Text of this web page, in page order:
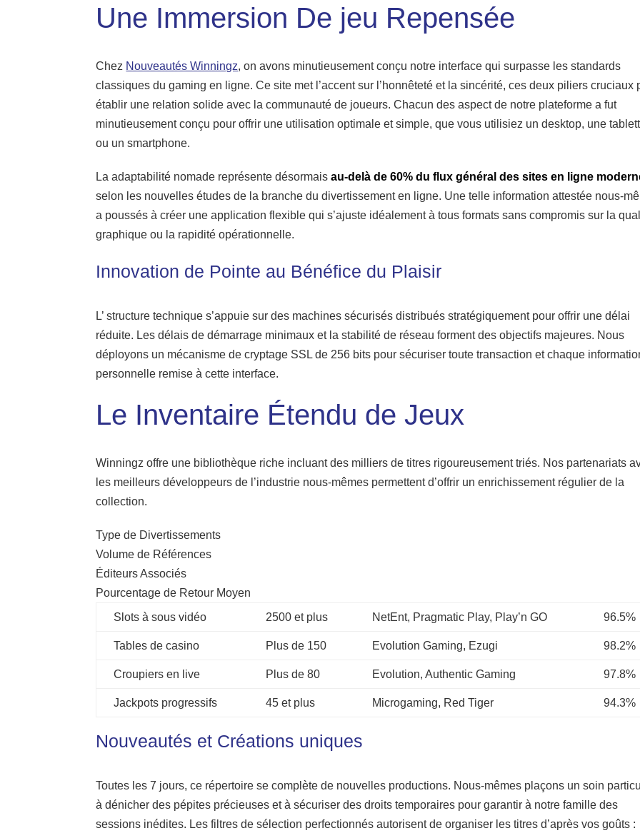
Une Immersion De jeu Repensée
Chez Nouveautés Winningz, on avons minutieusement conçu notre interface qui surpasse les standards
classiques du gaming en ligne. Ce site met l’accent sur l’honnêteté et la sincérité, ces deux piliers cruciaux
établir une relation solide avec la communauté de joueurs. Chacun des aspect de notre plateforme a fut
minutieusement conçu pour offrir une utilisation optimale et simple, que vous utilisiez un desktop, une
ou un smartphone.
La adaptabilité nomade représente désormaisau-delà de 60% du flux général des sites en ligne
selon les nouvelles études de la branche du divertissement en ligne. Une telle information attestée nous-
a poussés à créer une application flexible qui s’ajuste idéalement à tous formats sans compromis sur la
graphique ou la rapidité opérationnelle.
Innovation de Pointe au Bénéfice du Plaisir
L’ structure technique s’appuie sur des machines sécurisés distribués stratégiquement pour offrir une délai
réduite. Les délais de démarrage minimaux et la stabilité de réseau forment des objectifs majeures. Nous
déployons un mécanisme de cryptage SSL de 256 bits pour sécuriser toute transaction et chaque
personnelle remise à cette interface.
Le Inventaire Étendu de Jeux
Winningz offre une bibliothèque riche incluant des milliers de titres rigoureusement triés. Nos partenariats
les meilleurs développeurs de l’industrie nous-mêmes permettent d’offrir un enrichissement régulier de la
collection.
Type de Divertissements
Volume de Références
Éditeurs Associés
Pourcentage de Retour Moyen
Slots à sous vidéo
2500 et plus NetEnt, Pragmatic Play, Play’n GO 96.5%
Tables de casino Plus de 150 Evolution Gaming, Ezugi 98.2%
Croupiers en live Plus de 80 Evolution, Authentic Gaming 97.8%
Jackpots progressifs 45 et plus Microgaming, Red Tiger 94.3%
Nouveautés et Créations uniques
Toutes les 7 jours, ce répertoire se complète de nouvelles productions. Nous-mêmes plaçons un soin
à dénicher des pépites précieuses et à sécuriser des droits temporaires pour garantir à notre famille des
sessions inédites. Les filtres de sélection perfectionnés autorisent de organiser les titres d’après vos goûts :